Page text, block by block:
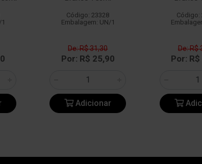
Código: 23328
Embalagem: UN/1
De: R$ 31,30
Por: R$ 25,90
Adicionar
Código:
De: R$
Por: